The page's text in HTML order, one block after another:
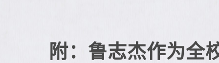
附：鲁志杰作为全